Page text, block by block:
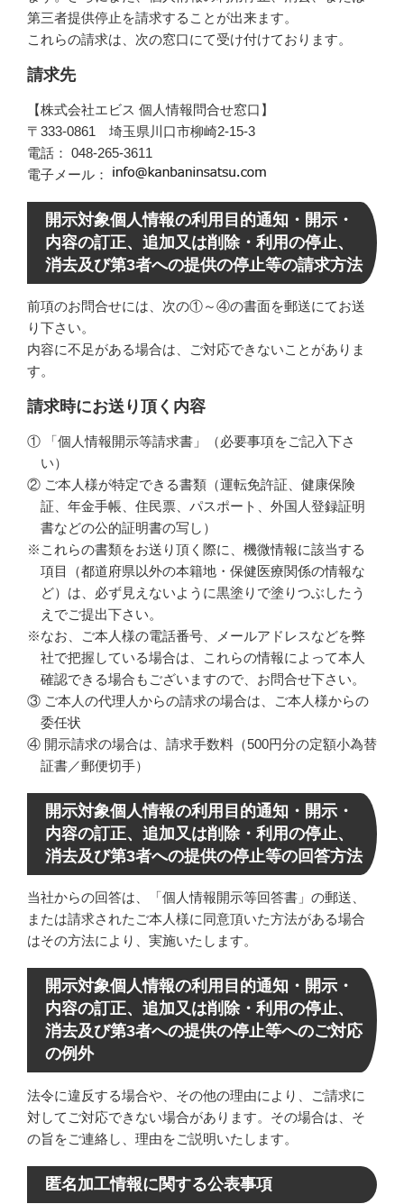
第三者提供停止を請求することが出来ます。
これらの請求は、次の窓口にて受け付けております。
請求先
【株式会社エビス 個人情報問合せ窓口】
〒333-0861 埼玉県川口市柳崎2-15-3
電話： 048-265-3611
電子メール：
開示対象個人情報の利用目的通知・開示・
内容の訂正、追加又は削除・利用の停止、
消去及び第3者への提供の停止等の請求方法
前項のお問合せには、次の①～④の書面を郵送にてお送
り下さい。
内容に不足がある場合は、ご対応できないことがありま
す。
請求時にお送り頂く内容
① 「個人情報開示等請求書」（必要事項をご記入下さ
い）
② ご本人様が特定できる書類（運転免許証、健康保険
証、年金手帳、住民票、パスポート、外国人登録証明
書などの公的証明書の写し）
※これらの書類をお送り頂く際に、機微情報に該当する
項目（都道府県以外の本籍地・保健医療関係の情報な
ど）は、必ず見えないように黒塗りで塗りつぶしたう
えでご提出下さい。
※なお、ご本人様の電話番号、メールアドレスなどを弊
社で把握している場合は、これらの情報によって本人
確認できる場合もございますので、お問合せ下さい。
③ ご本人の代理人からの請求の場合は、ご本人様からの
委任状
④ 開示請求の場合は、請求手数料（500円分の定額小為替
証書／郵便切手）
開示対象個人情報の利用目的通知・開示・
内容の訂正、追加又は削除・利用の停止、
消去及び第3者への提供の停止等の回答方法
当社からの回答は、「個人情報開示等回答書」の郵送、
または請求されたご本人様に同意頂いた方法がある場合
はその方法により、実施いたします。
開示対象個人情報の利用目的通知・開示・
内容の訂正、追加又は削除・利用の停止、
消去及び第3者への提供の停止等へのご対応
の例外
法令に違反する場合や、その他の理由により、ご請求に
対してご対応できない場合があります。その場合は、そ
の旨をご連絡し、理由をご説明いたします。
匿名加工情報に関する公表事項